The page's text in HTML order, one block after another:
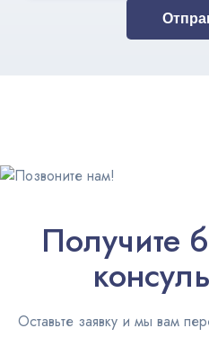
Получите
Оставьте заявку и мы вам